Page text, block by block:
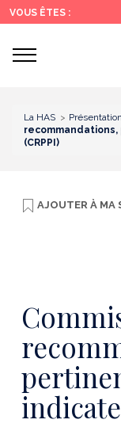
Recherche
Menu
principal
Contenu
principal
VOUS ÊTES :
Ouvrir
La HAS Présentation
(CRPPI)
AJOUTER À MA